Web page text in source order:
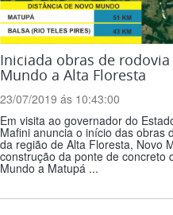
Iniciada obras de
Mundo a Alta Floresta
23/07/2019 ás 10:43:00
Em visita ao governador do
Mafini anuncia o início das obras
da região de Alta Floresta, Novo
construção da ponte de concreto
Mundo a Matupá ...